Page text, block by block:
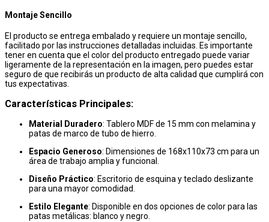
Montaje Sencillo
El producto se entrega embalado y requiere un montaje sencillo,
facilitado por las instrucciones detalladas incluidas. Es importante
tener en cuenta que el color del producto entregado puede variar
ligeramente de la representación en la imagen, pero puedes estar
seguro de que recibirás un producto de alta calidad que cumplirá con
tus expectativas.
Características Principales:
Material Duradero: Tablero MDF de 15 mm con melamina y
patas de marco de tubo de hierro.
Espacio Generoso: Dimensiones de 168x110x73 cm para un
área de trabajo amplia y funcional.
Diseño Práctico: Escritorio de esquina y teclado deslizante
para una mayor comodidad.
Estilo Elegante: Disponible en dos opciones de color para las
patas metálicas: blanco y negro.